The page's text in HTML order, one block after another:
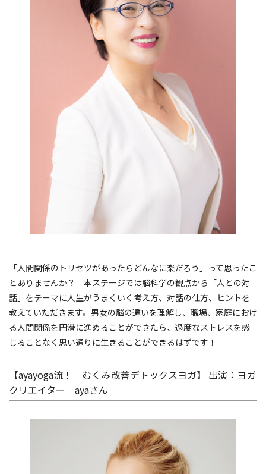
「人間関係のトリセツがあったらどんなに楽だろう」って思ったこ
とありませんか？ 本ステージでは脳科学の観点から「人との対
話」をテーマに人生がうまくいく考え方、対話の仕方、ヒントを
教えていただきます。男女の脳の違いを理解し、職場、家庭におけ
る人間関係を円滑に進めることができたら、過度なストレスを感
じることなく思い通りに生きることができるはずです！
【ayayoga流！ むくみ改善デトックスヨガ】 出演：ヨガ
クリエイター ayaさん